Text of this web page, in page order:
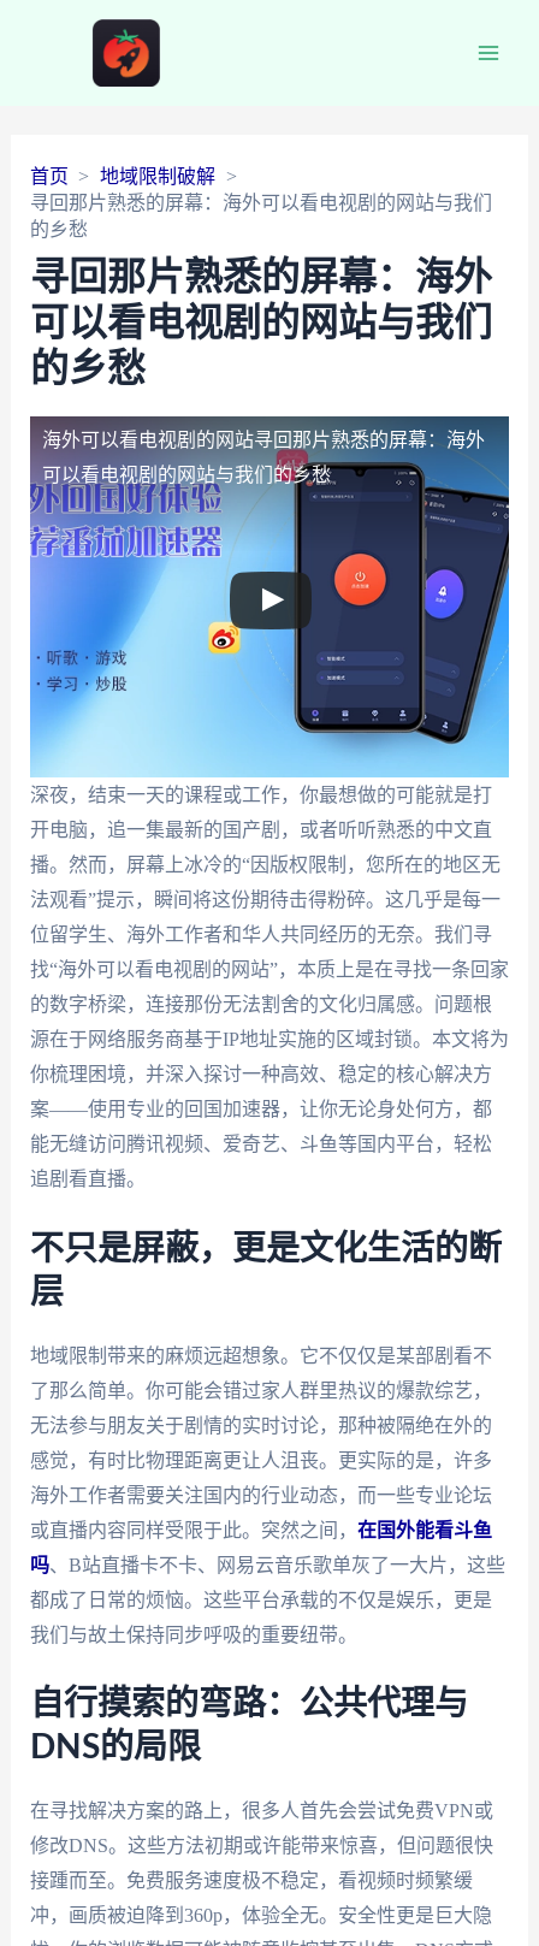
首页
地域限制破解
寻回那片熟悉的屏幕：海外可以看电视剧的网站与我们
的乡愁
寻回那片熟悉的屏幕：海外
可以看电视剧的网站与我们
的乡愁
海外可以看电视剧的网站寻回那片熟悉的屏幕：海外
可以看电视剧的网站与我们的乡愁
深夜，结束一天的课程或工作，你最想做的可能就是打
开电脑，追一集最新的国产剧，或者听听熟悉的中文直
播。然而，屏幕上冰冷的“因版权限制，您所在的地区无
法观看”提示，瞬间将这份期待击得粉碎。这几乎是每一
位留学生、海外工作者和华人共同经历的无奈。我们寻
找“海外可以看电视剧的网站”，本质上是在寻找一条回家
的数字桥梁，连接那份无法割舍的文化归属感。问题根
源在于网络服务商基于IP地址实施的区域封锁。本文将为
你梳理困境，并深入探讨一种高效、稳定的核心解决方
案——使用专业的回国加速器，让你无论身处何方，都
能无缝访问腾讯视频、爱奇艺、斗鱼等国内平台，轻松
追剧看直播。
不只是屏蔽，更是文化生活的断
层
地域限制带来的麻烦远超想象。它不仅仅是某部剧看不
了那么简单。你可能会错过家人群里热议的爆款综艺，
无法参与朋友关于剧情的实时讨论，那种被隔绝在外的
感觉，有时比物理距离更让人沮丧。更实际的是，许多
海外工作者需要关注国内的行业动态，而一些专业论坛
或直播内容同样受限于此。突然之间， 在国外能看斗鱼
吗、B站直播卡不卡、网易云音乐歌单灰了一大片，这些
都成了日常的烦恼。这些平台承载的不仅是娱乐，更是
我们与故土保持同步呼吸的重要纽带。
自行摸索的弯路：公共代理与
DNS的局限
在寻找解决方案的路上，很多人首先会尝试免费VPN或
修改DNS。这些方法初期或许能带来惊喜，但问题很快
接踵而至。免费服务速度极不稳定，看视频时频繁缓
冲，画质被迫降到360p，体验全无。安全性更是巨大隐